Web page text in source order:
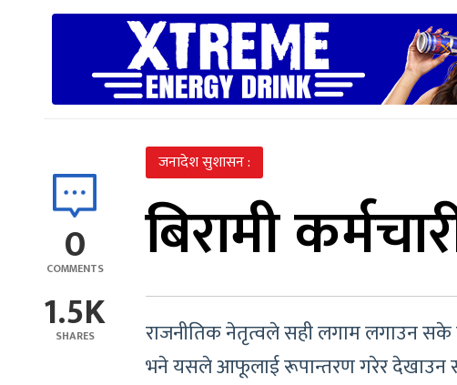
0
COMMENTS
1.5K
SHARES
जनादेश सुशासन :
बिरामी
राजनीतिक नेतृत्वले सही लगाम लगाउन सके
भने यसले आफूलाई रूपान्तरण गरेर देखाउन